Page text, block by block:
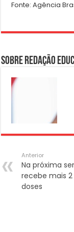
Fonte: Agência
Sobre Redação
Anterior
Na próxima
recebe mais
doses